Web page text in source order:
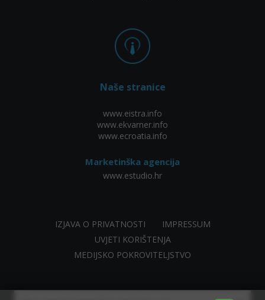
Naše stranice
www.eistra.info
www.ekvarner.info
www.ecroatia.info
Marketinška agencija
www.estudio.hr
IZJAVA O PRIVATNOSTI
IMPRESSUM
UVJETI KORIŠTENJA
MEDIJSKO POKROVITELJSTVO